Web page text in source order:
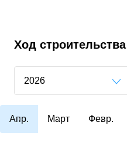
Ход строительства
2026
Апр. Март Февр.